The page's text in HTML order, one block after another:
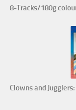
8-Tracks/180g
Clowns and